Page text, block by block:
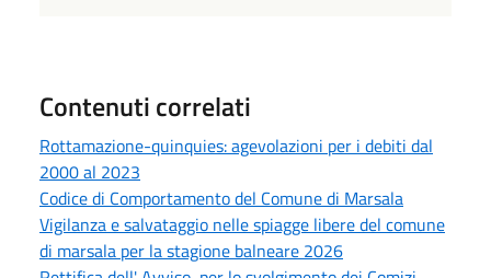
Contenuti correlati
Rottamazione-quinquies: agevolazioni per i debiti dal
2000 al 2023
Codice di Comportamento del Comune di Marsala
Vigilanza e salvataggio nelle spiagge libere del comune
di marsala per la stagione balneare 2026